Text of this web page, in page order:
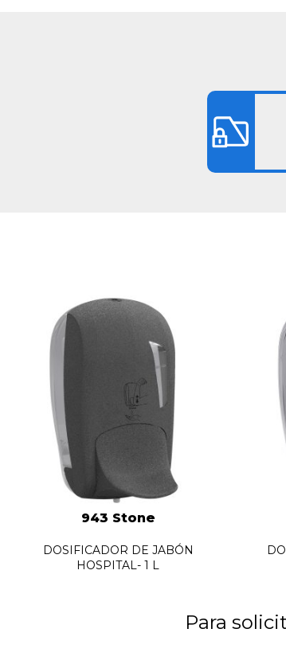
943 Stone
DOSIFICADOR DE JABÓN
HOSPITAL- 1 L
Para